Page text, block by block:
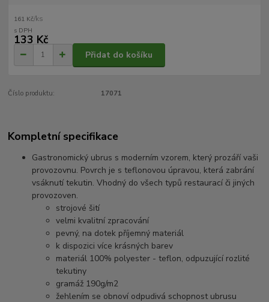
161 Kč/ks
133 Kč
Přidat do košíku
Číslo produktu: 17071
Kompletní specifikace
Gastronomický ubrus s moderním vzorem, který prozáří vaši
provozovnu. Povrch je s teflonovou úpravou, která zabrání
vsáknutí tekutin. Vhodný do všech typů restaurací či jiných
provozoven.
strojové šití
velmi kvalitní zpracování
pevný, na dotek příjemný materiál
k dispozici více krásných barev
materiál 100% polyester - teflon, odpuzující rozlité
tekutiny
gramáž 190g/m2
žehlením se obnoví odpudivá schopnost ubrusu